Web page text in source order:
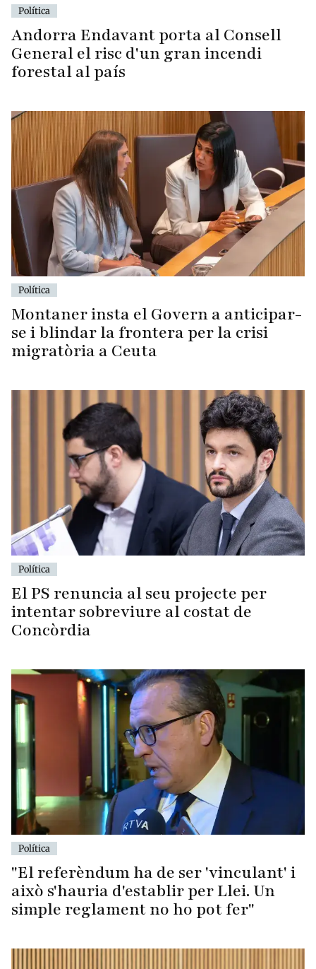
Política
Andorra Endavant porta al Consell
General el risc d'un gran incendi
forestal al país
Política
Montaner insta el Govern a anticipar-
se i blindar la frontera per la crisi
migratòria a Ceuta
Política
El PS renuncia al seu projecte per
intentar sobreviure al costat de
Concòrdia
Política
"El referèndum ha de ser 'vinculant' i
això s'hauria d'establir per Llei. Un
simple reglament no ho pot fer"